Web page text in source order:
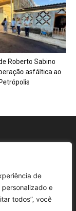
de
e
todos”, você
Roberto Sabino
asfáltica ao